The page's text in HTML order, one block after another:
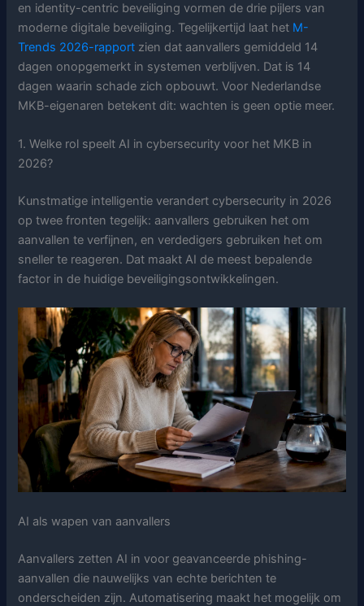
en identity-centric beveiliging vormen de drie pijlers van
moderne digitale beveiliging. Tegelijkertijd laat het M-
Trends 2026-rapport zien dat aanvallers gemiddeld 14
dagen onopgemerkt in systemen verblijven. Dat is 14
dagen waarin schade zich opbouwt. Voor Nederlandse
MKB-eigenaren betekent dit: wachten is geen optie meer.
1. Welke rol speelt AI in cybersecurity voor het MKB in
2026?
Kunstmatige intelligentie verandert cybersecurity in 2026
op twee fronten tegelijk: aanvallers gebruiken het om
aanvallen te verfijnen, en verdedigers gebruiken het om
sneller te reageren. Dat maakt AI de meest bepalende
factor in de huidige beveiligingsontwikkelingen.
AI als wapen van aanvallers
Aanvallers zetten AI in voor geavanceerde phishing-
aanvallen die nauwelijks van echte berichten te
onderscheiden zijn. Automatisering maakt het mogelijk om